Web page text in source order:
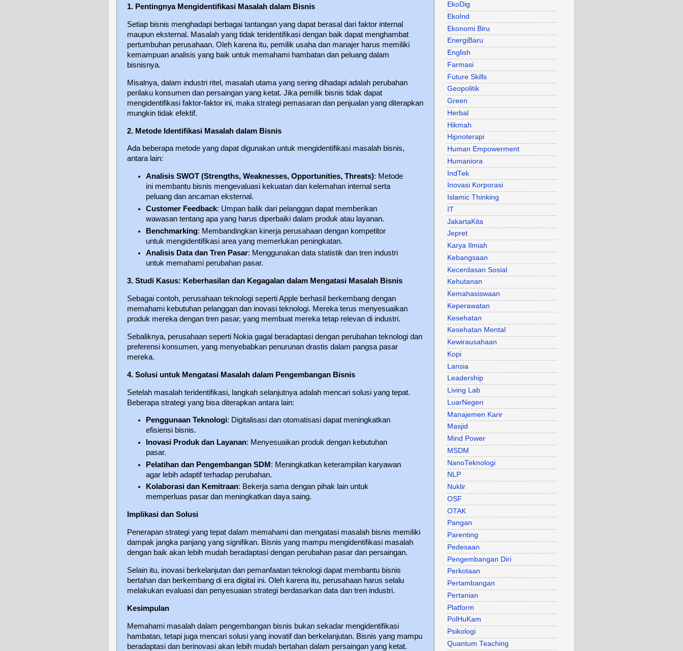
1. Pentingnya Mengidentifikasi Masalah dalam Bisnis
Setiap bisnis menghadapi berbagai tantangan yang dapat berasal dari faktor internal
maupun eksternal. Masalah yang tidak teridentifikasi dengan baik dapat menghambat
pertumbuhan perusahaan. Oleh karena itu, pemilik usaha dan manajer harus memiliki
kemampuan analisis yang baik untuk memahami hambatan dan peluang dalam
bisnisnya.
Misalnya, dalam industri ritel, masalah utama yang sering dihadapi adalah perubahan
perilaku konsumen dan persaingan yang ketat. Jika pemilik bisnis tidak dapat
mengidentifikasi faktor-faktor ini, maka strategi pemasaran dan penjualan yang diterapkan
mungkin tidak efektif.
2. Metode Identifikasi Masalah dalam Bisnis
Ada beberapa metode yang dapat digunakan untuk mengidentifikasi masalah bisnis,
antara lain:
Analisis SWOT (Strengths, Weaknesses, Opportunities, Threats): Metode
ini membantu bisnis mengevaluasi kekuatan dan kelemahan internal serta
peluang dan ancaman eksternal.
Customer Feedback: Umpan balik dari pelanggan dapat memberikan
wawasan tentang apa yang harus diperbaiki dalam produk atau layanan.
Benchmarking: Membandingkan kinerja perusahaan dengan kompetitor
untuk mengidentifikasi area yang memerlukan peningkatan.
Analisis Data dan Tren Pasar: Menggunakan data statistik dan tren industri
untuk memahami perubahan pasar.
3. Studi Kasus: Keberhasilan dan Kegagalan dalam Mengatasi Masalah Bisnis
Sebagai contoh, perusahaan teknologi seperti Apple berhasil berkembang dengan
memahami kebutuhan pelanggan dan inovasi teknologi. Mereka terus menyesuaikan
produk mereka dengan tren pasar, yang membuat mereka tetap relevan di industri.
Sebaliknya, perusahaan seperti Nokia gagal beradaptasi dengan perubahan teknologi dan
preferensi konsumen, yang menyebabkan penurunan drastis dalam pangsa pasar
mereka.
4. Solusi untuk Mengatasi Masalah dalam Pengembangan Bisnis
Setelah masalah teridentifikasi, langkah selanjutnya adalah mencari solusi yang tepat.
Beberapa strategi yang bisa diterapkan antara lain:
Penggunaan Teknologi: Digitalisasi dan otomatisasi dapat meningkatkan
efisiensi bisnis.
Inovasi Produk dan Layanan: Menyesuaikan produk dengan kebutuhan
pasar.
Pelatihan dan Pengembangan SDM : Meningkatkan keterampilan karyawan
agar lebih adaptif terhadap perubahan.
Kolaborasi dan Kemitraan: Bekerja sama dengan pihak lain untuk
memperluas pasar dan meningkatkan daya saing.
Implikasi dan Solusi
Penerapan strategi yang tepat dalam memahami dan mengatasi masalah bisnis memiliki
dampak jangka panjang yang signifikan. Bisnis yang mampu mengidentifikasi masalah
dengan baik akan lebih mudah beradaptasi dengan perubahan pasar dan persaingan.
Selain itu, inovasi berkelanjutan dan pemanfaatan teknologi dapat membantu bisnis
bertahan dan berkembang di era digital ini. Oleh karena itu, perusahaan harus selalu
melakukan evaluasi dan penyesuaian strategi berdasarkan data dan tren industri.
Kesimpulan
Memahami masalah dalam pengembangan bisnis bukan sekadar mengidentifikasi
hambatan, tetapi juga mencari solusi yang inovatif dan berkelanjutan. Bisnis yang mampu
beradaptasi dan berinovasi akan lebih mudah bertahan dalam persaingan yang ketat.
EkoDig
EkoInd
Ekonomi Biru
EnergiBaru
English
Farmasi
Future Skills
Geopolitik
Green
Herbal
Hikmah
Hipnoterapi
Human Empowerment
Humaniora
IndTek
Inovasi Korporasi
Islamic Thinking
IT
JakartaKita
Jepret
Karya Ilmiah
Kebangsaan
Kecerdasan Sosial
Kehutanan
Kemahasiswaan
Keperawatan
Kesehatan
Kesehatan Mental
Kewirausahaan
Kopi
Lansia
Leadership
Living Lab
LuarNegeri
Manajemen Karir
Masjid
Mind Power
MSDM
NanoTeknologi
NLP
Nuklir
OSF
OTAK
Pangan
Parenting
Pedesaan
Pengembangan Diri
Perkotaan
Pertambangan
Pertanian
Platform
PolHuKam
Psikologi
Quantum Teaching